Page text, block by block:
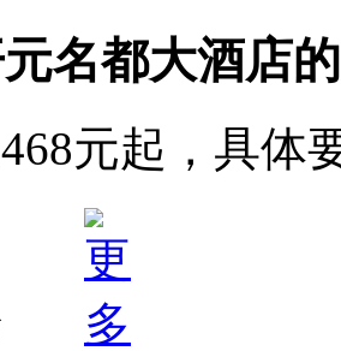
名都大酒店
元起，具体